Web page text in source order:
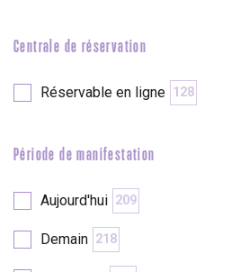
Seine
Centrale de réservation
Réservable en ligne 128
Période de manifestation
Aujourd'hui 209
Demain 218